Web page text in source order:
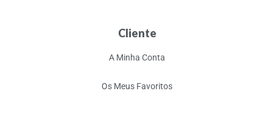
Cliente
A Minha Conta
Os Meus Favoritos